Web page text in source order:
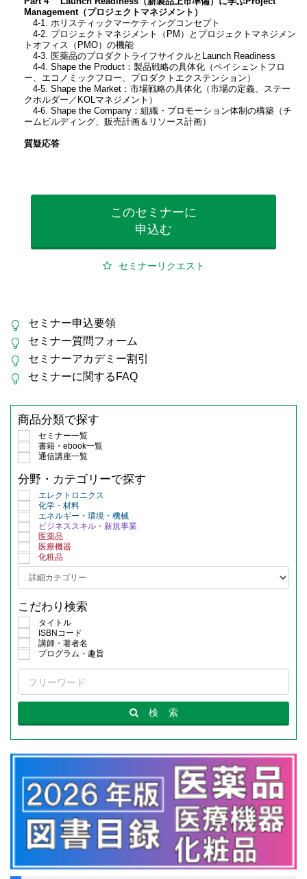
Management（プロジェクトマネジメント）
4-1. ホリスティックマーケティングコンセプト
4-2. プロジェクトマネジメント（PM）とプロジェクトマネジメン
トオフィス（PMO）の機能
4-3. 医薬品のプロダクトライフサイクルとLaunch Readiness
4-4. Shape the Product：製品戦略の具体化（ペイシェントフロ
ー、エコノミックフロー、プロダクトエクステンション）
4-5. Shape the Market：市場戦略の具体化（市場の定義、ステー
クホルダー／KOLマネジメント）
4-6. Shape the Company：組織・プロモーション体制の構築（チ
ームビルディング、販売計画＆リソース計画）
質疑応答
このセミナーに
申込む
セミナーリクエスト
セミナー申込要領
セミナー質問フォーム
セミナーアカデミー割引
セミナーに関するFAQ
商品分類で探す
セミナー一覧
書籍・ebook一覧
通信講座一覧
分野・カテゴリーで探す
エレクトロニクス
化学・材料
エネルギー・環境・機械
ビジネススキル・新規事業
医薬品
医療機器
化粧品
こだわり検索
タイトル
ISBNコード
講師・著者名
プログラム・趣旨
検 索